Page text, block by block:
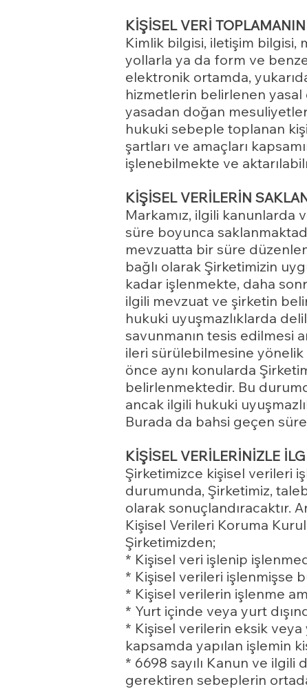
KİŞİSEL VERİ
Kimlik bilgisi, iletişim bilgisi,
yollarla ya da form ve
elektronik ortamda,
hizmetlerin belirlenen yasal
yasadan doğan
hukuki sebeple toplanan
şartları ve amaçları
işlenebilmekte ve
KİŞİSEL VERİLERİN
Markamız, ilgili
süre boyunca
mevzuatta bir süre
bağlı olarak Şirketimizin
kadar işlenmekte, daha
ilgili mevzuat ve şirketin
hukuki uyuşmazlıklarda
savunmanın tesis edilmesi
ileri sürülebilmesine yönelik
önce aynı konularda
belirlenmektedir. Bu
ancak ilgili hukuki
Burada da bahsi geçen
KİŞİSEL VERİLERİNİZLE
Şirketimizce kişisel verileri
durumunda, Şirketimiz,
olarak sonuçlandıracaktır.
Kişisel Verileri Koruma
Şirketimizden;
* Kişisel veri işlenip
* Kişisel verileri işlenmişse
* Kişisel verilerin işlenme
* Yurt içinde veya yurt
* Kişisel verilerin eksik veya
kapsamda yapılan işlemin
* 6698 sayılı Kanun ve
gerektiren sebeplerin